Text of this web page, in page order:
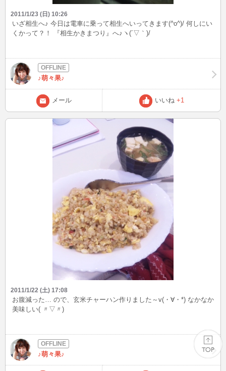
2011/1/23 (日) 10:26
いざ相生へ♪ 今日は電車に乗って相生へいってきます(^o^)/ 何しにい
くかって？！ 『相生かきまつり』へ♪ヽ(´▽｀)/
♪萌々果♪
メール いいね +1
2011/1/22 (土) 17:08
お腹減った… ので、玄米チャーハン作りました～v(・∀・*) なかなか
美味しい( 〃▽〃)
♪萌々果♪